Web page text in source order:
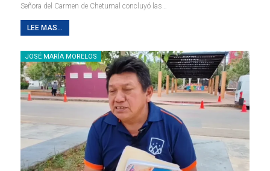
Señora del Carmen de Chetumal concluyó las…
LEE MAS...
JOSÉ MARÍA MORELOS